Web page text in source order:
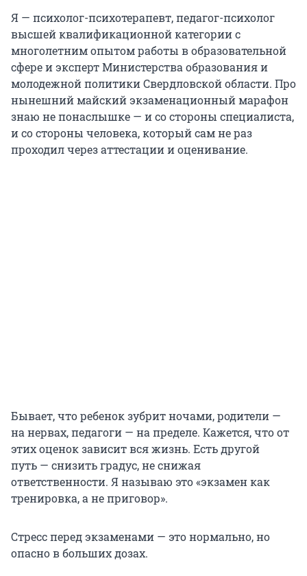
Я — психолог-психотерапевт, педагог-психолог
высшей квалификационной категории с
многолетним опытом работы в образовательной
сфере и эксперт Министерства образования и
молодежной политики Свердловской области. Про
нынешний майский экзаменационный марафон
знаю не понаслышке — и со стороны специалиста,
и со стороны человека, который сам не раз
проходил через аттестации и оценивание.
Бывает, что ребенок зубрит ночами, родители —
на нервах, педагоги — на пределе. Кажется, что от
этих оценок зависит вся жизнь. Есть другой
путь — снизить градус, не снижая
ответственности. Я называю это «экзамен как
тренировка, а не приговор».
Стресс перед экзаменами — это нормально, но
опасно в больших дозах.